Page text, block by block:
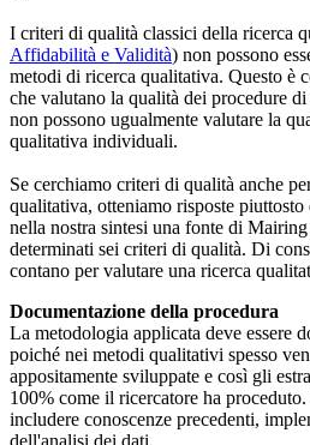
I criteri di qualità classici della ricerca
Affidabilità e Validità) non possono
metodi di ricerca qualitativa. Questo è
che valutano la qualità dei procedure
non possono ugualmente valutare la
qualitativa individuali.
Se cerchiamo criteri di qualità anche
qualitativa, otteniamo risposte
nella nostra sintesi una fonte di
determinati sei criteri di qualità. Di
contano per valutare una ricerca
Documentazione della procedura
La metodologia applicata deve essere
poiché nei metodi qualitativi spesso
appositamente sviluppate e così gli
100% come il ricercatore ha
includere conoscenze precedenti,
dell'analisi dei dati.